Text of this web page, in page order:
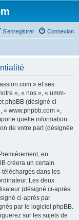
Connexion
S’enregistrer
» et ses
», « nos », « umm-
phpBB (désigné ci-
« www.phpbb.com »,
quelle information
de votre part (désignée
en
créera un certain
téléchargés dans les
Les deux
(désigné ci-après
ci-après par
par le logiciel phpBB.
sur les sujets de